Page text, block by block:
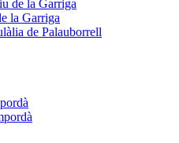
de la Garriga
la Garriga
de Palauborrell